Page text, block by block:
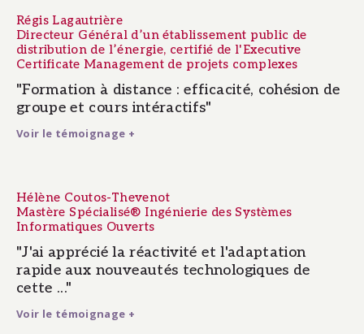
Régis Lagautrière
Directeur Général d’un établissement public de
distribution de l’énergie, certifié de l'Executive
Certificate Management de projets complexes
"Formation à distance : efficacité, cohésion de
groupe et cours intéractifs"
Voir le témoignage +
Hélène Coutos-Thevenot
Mastère Spécialisé® Ingénierie des Systèmes
Informatiques Ouverts
"J'ai apprécié la réactivité et l'adaptation
rapide aux nouveautés technologiques de
cette ..."
Voir le témoignage +